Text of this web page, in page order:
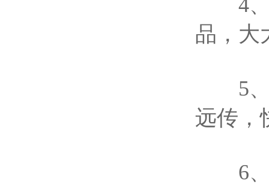
4、
品，大
5、
远传，
6、